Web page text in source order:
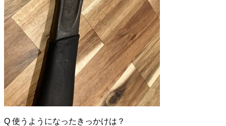
Q 使うようになったきっかけは？